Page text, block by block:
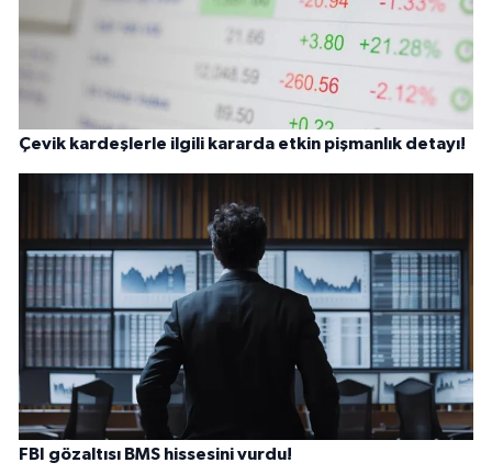
Çevik kardeşlerle ilgili kararda etkin pişmanlık detayı!
FBI gözaltısı BMS hissesini vurdu!